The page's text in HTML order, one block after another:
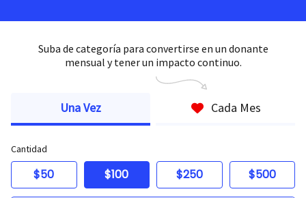
Suba de categoría para convertirse en un donante
mensual y tener un impacto continuo.
Una Vez Cada Mes
Cantidad
$50 $100 $250 $500